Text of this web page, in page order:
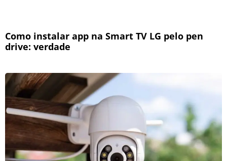
Como instalar app na Smart TV LG pelo pen
drive: verdade